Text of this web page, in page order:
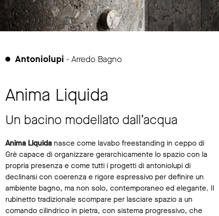
Antoniolupi - Arredo Bagno
Anima Liquida
Un bacino modellato dall’acqua
Anima Liquidanasce come lavabo freestanding in ceppo di
Grè capace di organizzare gerarchicamente lo spazio con la
propria presenza e come tutti i progetti di antoniolupi di
declinarsi con coerenza e rigore espressivo per definire un
ambiente bagno, ma non solo, contemporaneo ed elegante. Il
rubinetto tradizionale scompare per lasciare spazio a un
comando cilindrico in pietra, con sistema progressivo, che